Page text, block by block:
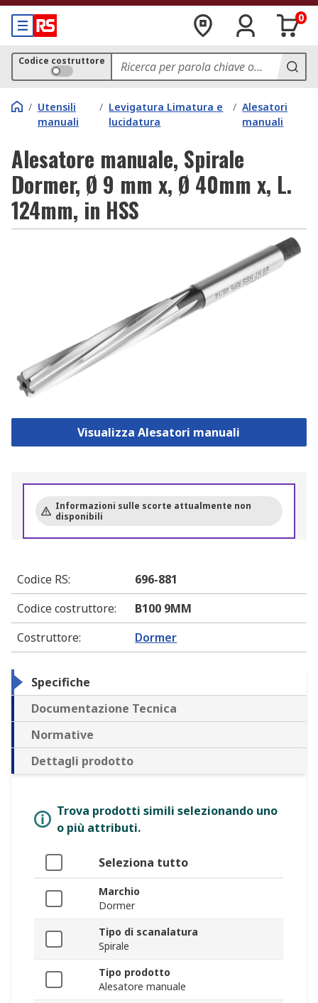
0
Codice costruttore
/ Utensili
manuali
/ Levigatura Limatura e
lucidatura
/ Alesatori
manuali
Alesatore manuale, Spirale
Dormer, Ø 9 mm x, Ø 40mm x, L.
124mm, in HSS
Visualizza Alesatori manuali
Informazioni sulle scorte attualmente non
disponibili
Codice RS:
696-881
Codice costruttore:
B100 9MM
Costruttore: Dormer
Specifiche
Documentazione Tecnica
Normative
Dettagli prodotto
Trova prodotti simili selezionando uno
o più attributi.
Seleziona tutto
Marchio
Dormer
Tipo di scanalatura
Spirale
Tipo prodotto
Alesatore manuale